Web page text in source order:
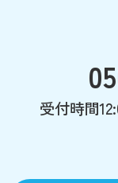
受付時間